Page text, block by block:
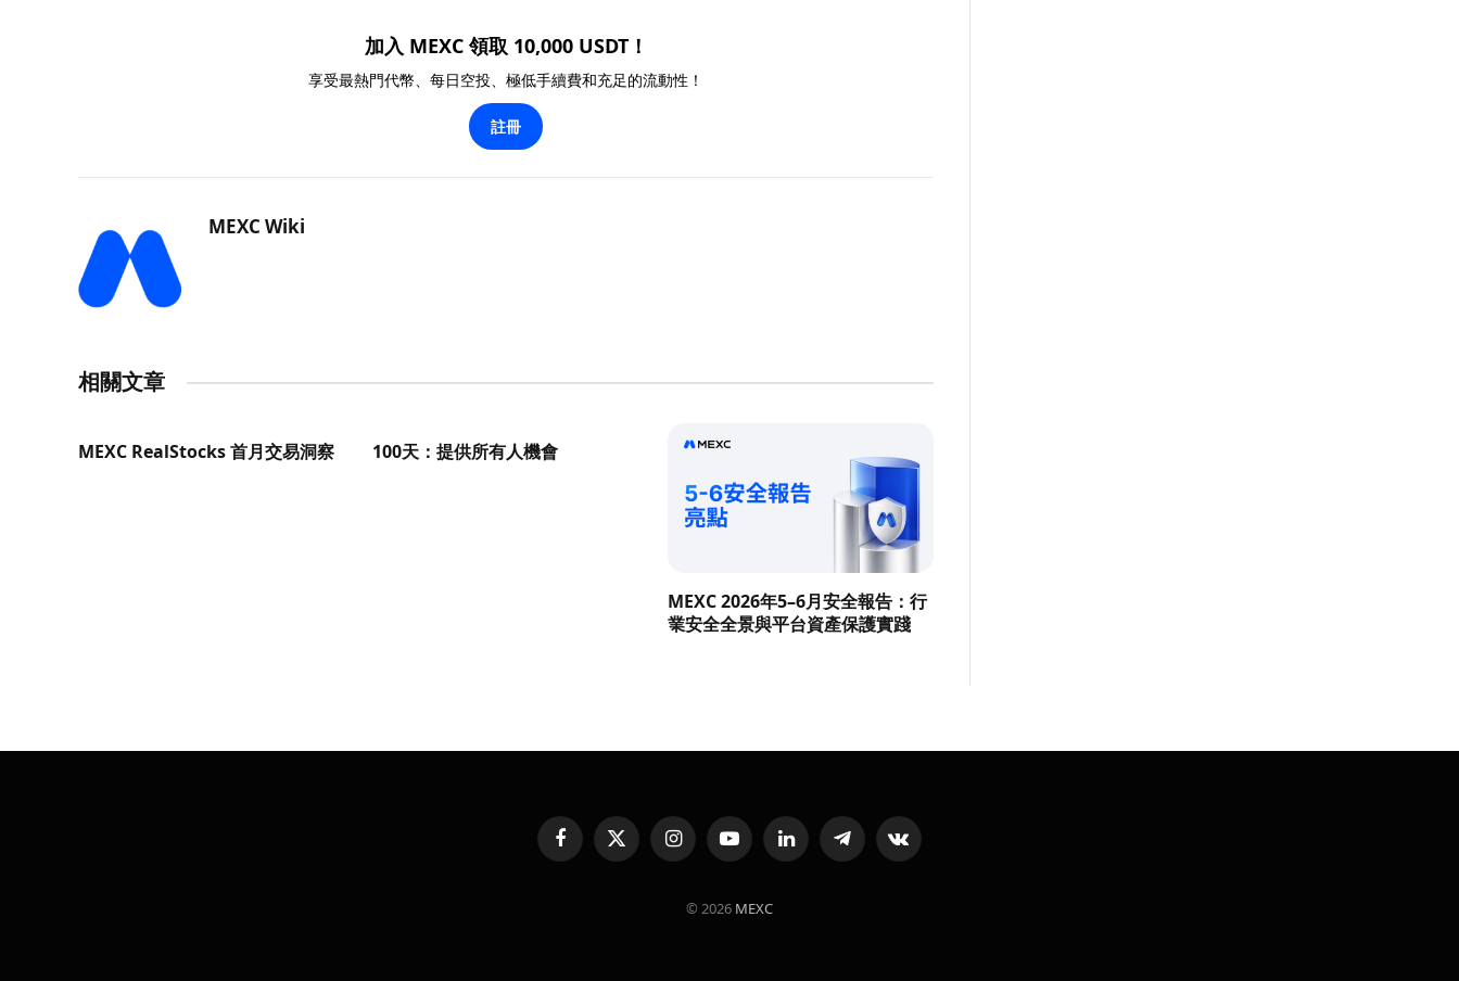
加入 MEXC 領取 10,000 USDT！
享受最熱門代幣、每日空投、極低手續費和充足的流動性！
註冊
MEXC Wiki
相關文章
MEXC RealStocks 首月交易洞察 100天：提供所有人機會
MEXC 2026年5–6月安全報告：行
業安全全景與平台資產保護實踐
FacebookX
(Twitter)
InstagramYouTubeLinkedInTelegramVKontakte
© 2026 MEXC